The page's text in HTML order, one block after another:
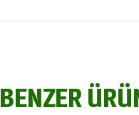
BENZER